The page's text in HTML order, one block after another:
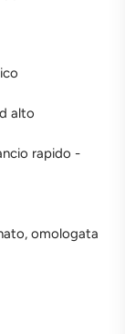
alto
rapido -
omologata